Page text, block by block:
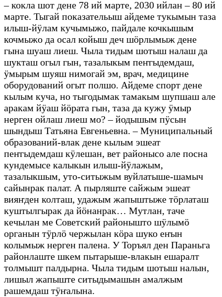
– кокла шот дене 78 ий марте, 2030 ийлан – 80 ий
марте. Тыгай показательыш айдеме тукымын таза
илыш-йӱлам кучымыжо, пайдале кочкышым
кочмыжо да осал койыш деч шӧрлымыж дене
гына шуаш лиеш. Чыла тидым шотыш налаш да
шукташ огыл гын, тазалыкым пеҥгыдемдаш,
ӱмырым шуяш нимогай эм, врач, медицине
оборудований огыт полшо. Айдеме спорт дене
кылым куча, но тыгодымак тамакым шупшаш але
аракам йӱаш йӧрата гын, таза да кужу ӱмыр
нерген ойлаш лиеш мо? – йодышым пӱсын
шындыш Татьяна Евгеньевна. – Муниципальный
образований-влак дене кылым эшеат
пеҥгыдемдаш кӱлешан, вет районысо але посна
кундемысе калыкын илыш-йӱлажым,
тазалыкшым, уто-ситыжым вуйлатыше-шамыч
сайынрак палат. А пырляште сайжым эшеат
вияҥден колташ, удажым жапыштыже тӧрлаташ
куштылгырак да йӧнанрак… Мутлан, таче
кечылан ме Советский районышто шӱлымӧ
органын тӱрлӧ чержылан кӧра шуко еҥын
колымыж нерген палена. У Торъял ден Параньга
районлаште шкем пытарыше-влакын ешаралт
толмышт палдырна. Чыла тидым шотыш налын,
лишыл жапыште ситыдымашын амалжым
рашемдаш тӱҥалына.